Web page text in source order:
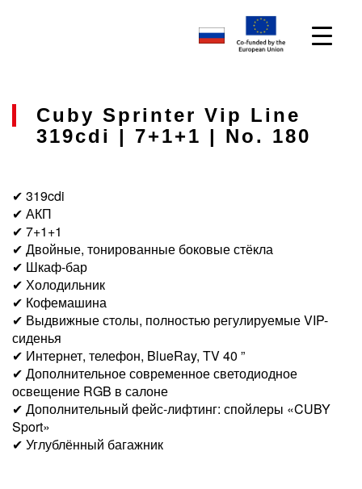
Cuby Sprinter Vip Line
319cdi | 7+1+1 | No. 180
✔ 319cdi
✔ АКП
✔ 7+1+1
✔ Двойные, тонированные боковые стёкла
✔ Шкаф-бар
✔ Холодильник
✔ Кофемашина
✔ Выдвижные столы, полностью регулируемые VIP-
сиденья
✔ Интернет, телефон, BlueRay, TV 40 ”
✔ Дополнительное современное светодиодное
освещение RGB в салоне
✔ Дополнительный фейс-лифтинг: спойлеры «CUBY
Sport»
✔ Углублённый багажник